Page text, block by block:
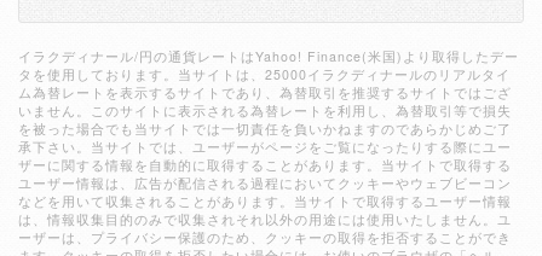
イラクディナール/円の通貨レートはYahoo! Finance(米国)より取得したデー
タを使用しております。当サイトは、25000イラクディナールのリアルタイ
ム為替レートを表示するサイトであり、為替取引を推奨するサイトではござ
いません。このサイトに表示される為替レートを利用し、為替取引等で損失
を被った場合でも当サイトでは一切責任を負いかねますのであらかじめご了
承下さい。当サイトでは、ユーザーがページをご覧になったりする際にユー
ザーに関する情報を自動的に取得することがあります。当サイトで取得する
ユーザー情報は、広告が配信される過程においてクッキーやウェブビーコン
などを用いて収集されることがあります。当サイトで取得するユーザー情報
は、情報収集目的のみで収集されそれ以外の用途には使用いたしません。ユ
ーザーは、プライバシー保護のため、クッキーの取得を拒否することができ